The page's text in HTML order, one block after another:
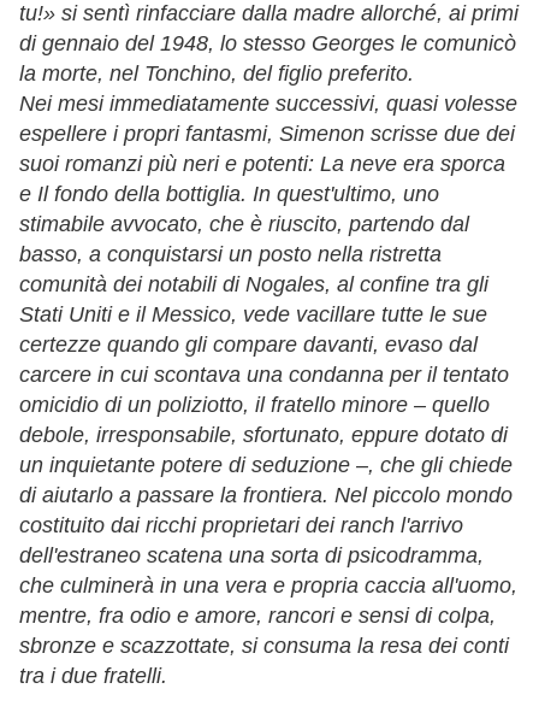
tu!» si sentì rinfacciare dalla madre allorché, ai primi
di gennaio del 1948, lo stesso Georges le comunicò
la morte, nel Tonchino, del figlio preferito.
Nei mesi immediatamente successivi, quasi volesse
espellere i propri fantasmi, Simenon scrisse due dei
suoi romanzi più neri e potenti: La neve era sporca
e Il fondo della bottiglia. In quest'ultimo, uno
stimabile avvocato, che è riuscito, partendo dal
basso, a conquistarsi un posto nella ristretta
comunità dei notabili di Nogales, al confine tra gli
Stati Uniti e il Messico, vede vacillare tutte le sue
certezze quando gli compare davanti, evaso dal
carcere in cui scontava una condanna per il tentato
omicidio di un poliziotto, il fratello minore – quello
debole, irresponsabile, sfortunato, eppure dotato di
un inquietante potere di seduzione –, che gli chiede
di aiutarlo a passare la frontiera. Nel piccolo mondo
costituito dai ricchi proprietari dei ranch l'arrivo
dell'estraneo scatena una sorta di psicodramma,
che culminerà in una vera e propria caccia all'uomo,
mentre, fra odio e amore, rancori e sensi di colpa,
sbronze e scazzottate, si consuma la resa dei conti
tra i due fratelli.